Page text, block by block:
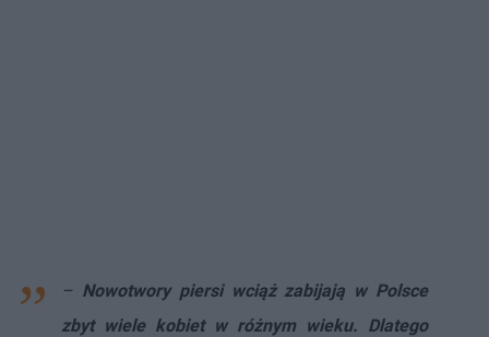
– Nowotwory piersi wciąż zabijają w Polsce
zbyt wiele kobiet w różnym wieku. Dlatego